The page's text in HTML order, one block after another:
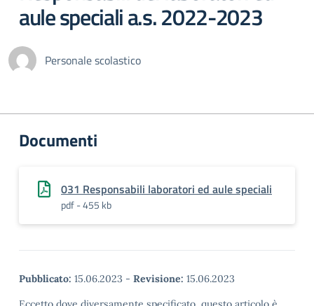
aule speciali a.s. 2022-2023
Personale scolastico
Documenti
031 Responsabili laboratori ed aule speciali
pdf - 455 kb
Pubblicato: 15.06.2023 - Revisione: 15.06.2023